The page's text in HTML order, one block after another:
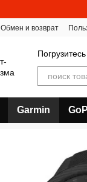
Обмен и возврат
Garmin